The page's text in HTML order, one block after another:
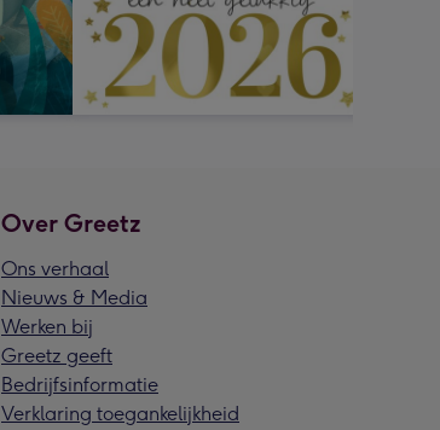
Over Greetz
Ons verhaal
Nieuws & Media
Werken bij
Greetz geeft
Bedrijfsinformatie
Verklaring toegankelijkheid